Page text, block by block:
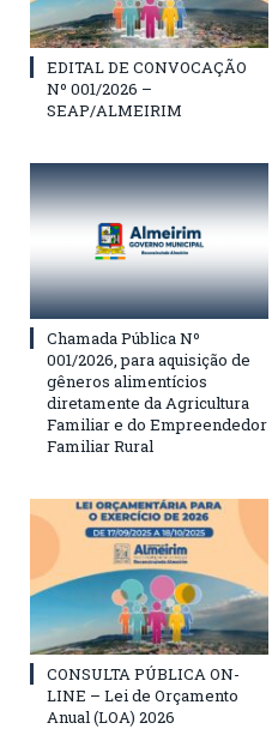
EDITAL DE CONVOCAÇÃO
Nº 001/2026 –
SEAP/ALMEIRIM
Chamada Pública Nº
001/2026, para aquisição de
gêneros alimentícios
diretamente da Agricultura
Familiar e do Empreendedor
Familiar Rural
CONSULTA PÚBLICA ON-
LINE – Lei de Orçamento
Anual (LOA) 2026